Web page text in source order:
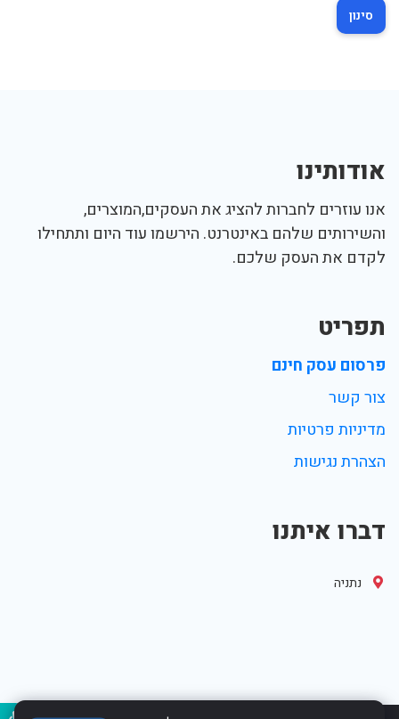
סינון
אודותינו
אנו עוזרים לחברות להציג את העסקים,המוצרים,
והשירותים שלהם באינטרנט. הירשמו עוד היום ותתחילו
לקדם את העסק שלכם.
תפריט
פרסום עסק חינם
צור קשר
מדיניות פרטיות
הצהרת נגישות
דברו איתנו
נתניה